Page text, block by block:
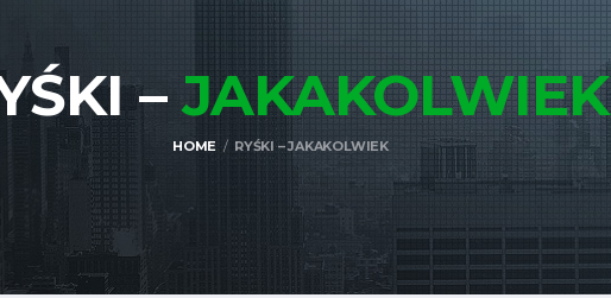
–JAKAKOLWIEK
HOME RYŚKI – JAKAKOLWIEK